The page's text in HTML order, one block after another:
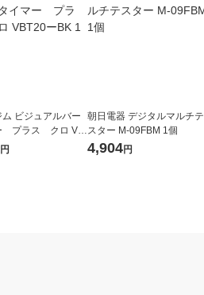
ム ビジュアルバー
プラス クロ VB
1個
円
朝日電器 デジタルマルチテ
スター M-09FBM 1個
4,904円